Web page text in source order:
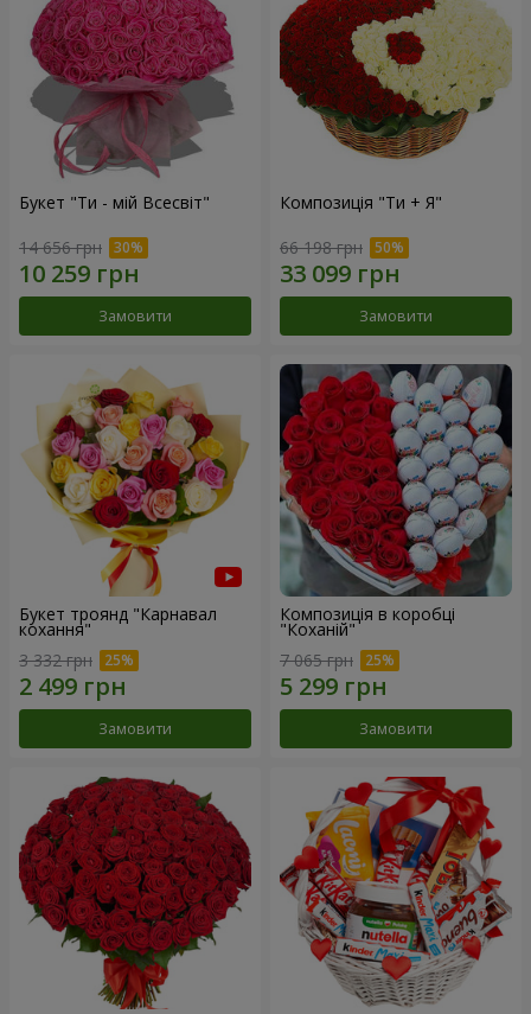
Букет "Ти - мій Всесвіт"
14 656 грн
Замовити
Композиція "Ти + Я"
66 198 грн
Замовити
Букет троянд "Карнавал
кохання"
3 332 грн
Замовити
Композиція в коробці
"Коханій"
7 065 грн
Замовити